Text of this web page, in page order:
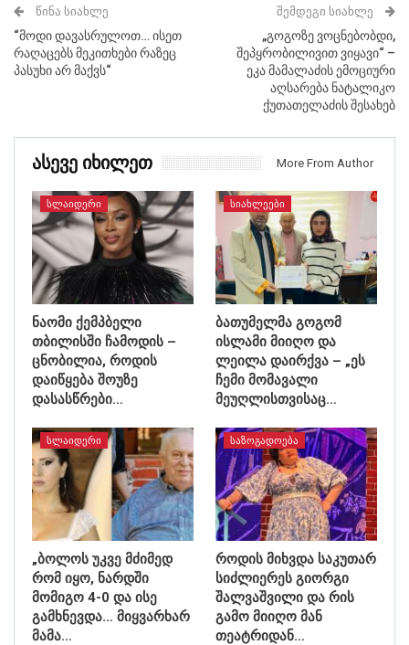
ᲬᲘᲜᲐ ᲡᲘᲐᲮᲚᲔ
“მოდი დავასრულოთ… ისეთ
რაღაცებს მეკითხები რაზეც
პასუხი არ მაქვს“
ᲨᲔᲛᲓᲔᲒᲘ ᲡᲘᲐᲮᲚᲔ
„გოგოზე ვოცნებობდი,
შეპყრობილივით ვიყავი“ –
ეკა მამალაძის ემოციური
აღსარება ნატალიკო
ქუთათელაძის შესახებ
Ასევე Იხილეთ More From Author
ᲡᲚᲐᲘᲓᲔᲠᲘ
ნაომი ქემპბელი
თბილისში ჩამოდის –
ცნობილია, როდის
დაიწყება შოუზე
დასასწრები…
ᲡᲘᲐᲮᲚᲔᲔᲑᲘ
ბათუმელმა გოგომ
ისლამი მიიღო და
ლეილა დაირქვა – „ეს
ჩემი მომავალი
მეუღლისთვისაც…
ᲡᲚᲐᲘᲓᲔᲠᲘ
„ბოლოს უკვე მძიმედ
რომ იყო, ნარდში
მომიგო 4-0 და ისე
გამხნევდა… მიყვარხარ
მამა…
ᲡᲐᲖᲝᲒᲐᲓᲝᲔᲑᲐ
როდის მიხვდა საკუთარ
სიძლიერეს გიორგი
შალვაშვილი და რის
გამო მიიღო მან
თეატრიდან…